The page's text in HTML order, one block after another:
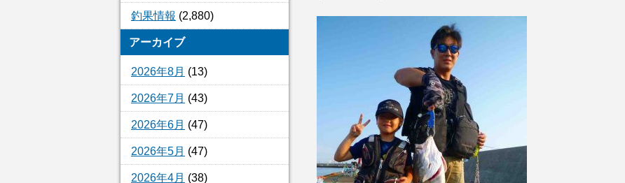
釣果情報 (2,880)
アーカイブ
2026年8月 (13)
2026年7月 (43)
2026年6月 (47)
2026年5月 (47)
2026年4月 (38)